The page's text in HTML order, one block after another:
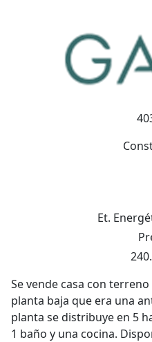
Et.
Se vende casa con
planta baja que era una
planta se distribuye en 5
1 baño y una cocina.